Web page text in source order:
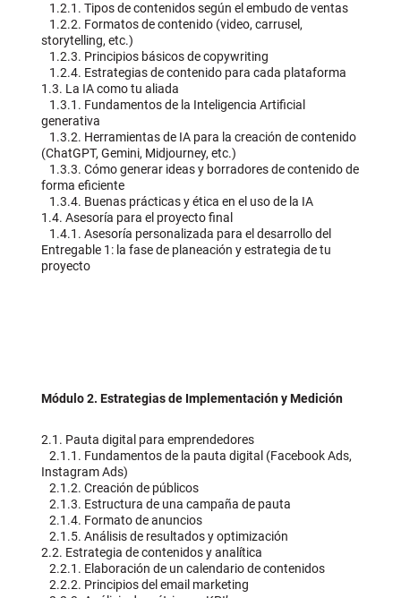
1.2.1. Tipos de contenidos según el embudo de ventas
1.2.2. Formatos de contenido (video, carrusel,
storytelling, etc.)
1.2.3. Principios básicos de copywriting
1.2.4. Estrategias de contenido para cada plataforma
1.3. La IA como tu aliada
1.3.1. Fundamentos de la Inteligencia Artificial
generativa
1.3.2. Herramientas de IA para la creación de contenido
(ChatGPT, Gemini, Midjourney, etc.)
1.3.3. Cómo generar ideas y borradores de contenido de
forma eficiente
1.3.4. Buenas prácticas y ética en el uso de la IA
1.4. Asesoría para el proyecto final
1.4.1. Asesoría personalizada para el desarrollo del
Entregable 1: la fase de planeación y estrategia de tu
proyecto
Módulo 2. Estrategias de Implementación y Medición
2.1. Pauta digital para emprendedores
2.1.1. Fundamentos de la pauta digital (Facebook Ads,
Instagram Ads)
2.1.2. Creación de públicos
2.1.3. Estructura de una campaña de pauta
2.1.4. Formato de anuncios
2.1.5. Análisis de resultados y optimización
2.2. Estrategia de contenidos y analítica
2.2.1. Elaboración de un calendario de contenidos
2.2.2. Principios del email marketing